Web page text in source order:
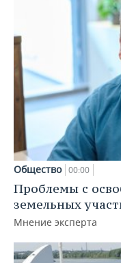
Общество 00:00
Проблемы с
земельных
Мнение эксперта